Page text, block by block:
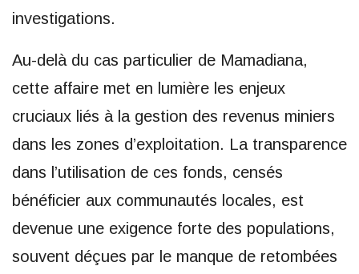
investigations.
Au-delà du cas particulier de Mamadiana,
cette affaire met en lumière les enjeux
cruciaux liés à la gestion des revenus miniers
dans les zones d’exploitation. La transparence
dans l’utilisation de ces fonds, censés
bénéficier aux communautés locales, est
devenue une exigence forte des populations,
souvent déçues par le manque de retombées